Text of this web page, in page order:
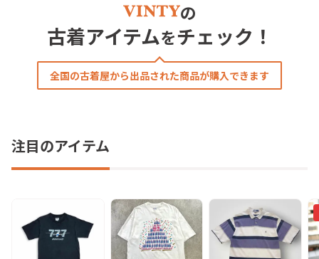
の
古着アイテムをチェック！
全国の古着屋から出品された商品が購入できます
注目のアイテム